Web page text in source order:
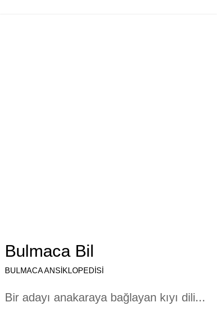
Bulmaca Bil
BULMACA ANSİKLOPEDİSİ
Bir adayı anakaraya bağlayan kıyı dili...